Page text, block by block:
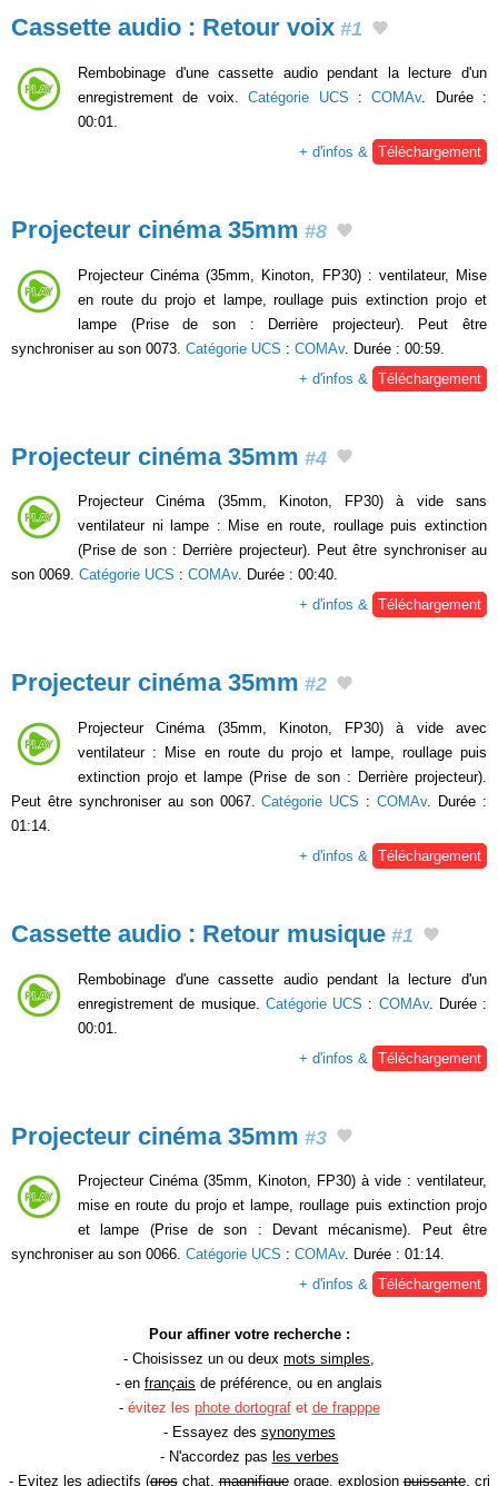
Cassette audio : Retour voix #1
Rembobinage d'une cassette audio pendant la lecture d'un
enregistrement de voix.Catégorie UCS :COMAv. Durée :
00:01.
+ d'infos &
Téléchargement
Projecteur cinéma 35mm #8
Projecteur Cinéma (35mm, Kinoton, FP30) : ventilateur, Mise
en route du projo et lampe, roullage puis extinction projo et
lampe (Prise de son : Derrière projecteur). Peut être
synchroniser au son 0073. Catégorie UCS : COMAv. Durée : 00:59.
+ d'infos &
Téléchargement
Projecteur cinéma 35mm #4
Projecteur Cinéma (35mm, Kinoton, FP30) à vide sans
ventilateur ni lampe : Mise en route, roullage puis extinction
(Prise de son : Derrière projecteur). Peut être synchroniser au
son 0069. Catégorie UCS : COMAv. Durée : 00:40.
+ d'infos & Téléchargement
Projecteur cinéma 35mm #2
Projecteur Cinéma (35mm, Kinoton, FP30) à vide avec
ventilateur : Mise en route du projo et lampe, roullage puis
extinction projo et lampe (Prise de son : Derrière projecteur).
Peut être synchroniser au son 0067.Catégorie UCS :COMAv. Durée :
01:14.
+ d'infos &
Téléchargement
Cassette audio : Retour musique #1
Rembobinage d'une cassette audio pendant la lecture d'un
enregistrement de musique. Catégorie UCS : COMAv. Durée :
00:01.
+ d'infos &
Téléchargement
Projecteur cinéma 35mm #3
Projecteur Cinéma (35mm, Kinoton, FP30) à vide : ventilateur,
mise en route du projo et lampe, roullage puis extinction projo
et lampe (Prise de son : Devant mécanisme). Peut être
synchroniser au son 0066. Catégorie UCS : COMAv. Durée : 01:14.
+ d'infos & Téléchargement
Pour affiner votre recherche :
- Choisissez un ou deux mots simples,
- en français de préférence, ou en anglais
- évitez les phote dortografet de frapppe
- Essayez des synonymes
- N'accordez pas les verbes
- Evitez les adjectifs (groschat,magnifiqueorage, explosionpuissante, cri